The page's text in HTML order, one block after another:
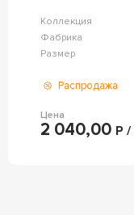
Коллекция
Фабрика
Размер
Распродажа
Цена
2 040,00 Р /